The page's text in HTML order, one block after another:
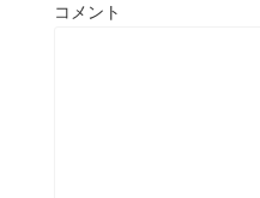
コメント